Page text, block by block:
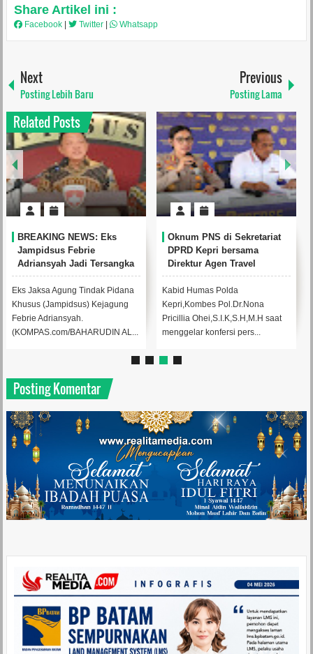
Share Artikel ini :
Facebook | Twitter | Whatsapp
Next
Posting Lebih Baru
Previous
Posting Lama
Related Posts
BREAKING NEWS: Eks
Jampidsus Febrie
Adriansyah Jadi Tersangka
Kasus Batu Bara
Eks Jaksa Agung Tindak Pidana
Khusus (Jampidsus) Kejagung
Febrie Adriansyah.
(KOMPAS.com/BAHARUDIN AL...
Oknum PNS di Sekretariat
DPRD Kepri bersama
Direktur Agen Travel
Ditetapkan Sebagai
Tersangka
Kabid Humas Polda
Kepri,Kombes Pol.Dr.Nona
Pricillia Ohei,S.I.K,S.H,M.H saat
menggelar konfersi pers...
Posting Komentar